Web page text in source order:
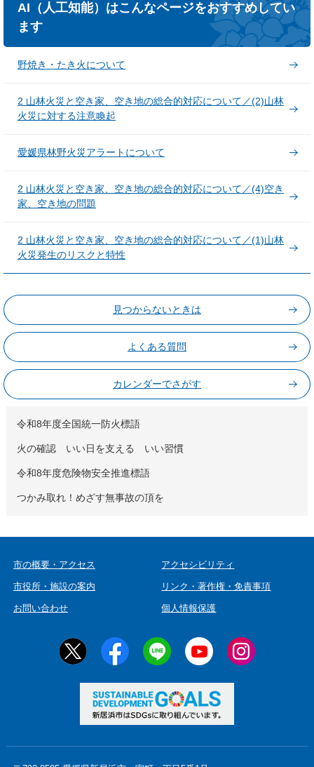
AI（人工知能）はこんなページをおすすめしてい
ます
野焼き・たき火について
2 山林火災と空き家、空き地の総合的対応について／(2)山林
火災に対する注意喚起
愛媛県林野火災アラートについて
2 山林火災と空き家、空き地の総合的対応について／(4)空き
家、空き地の問題
2 山林火災と空き家、空き地の総合的対応について／(1)山林
火災発生のリスクと特性
見つからないときは
よくある質問
カレンダーでさがす
令和8年度全国統一防火標語
火の確認 いい日を支える いい習慣
令和8年度危険物安全推進標語
つかみ取れ！めざす無事故の頂を
市の概要・アクセス
市役所・施設の案内
お問い合わせ
アクセシビリティ
リンク・著作権・免責事項
個人情報保護